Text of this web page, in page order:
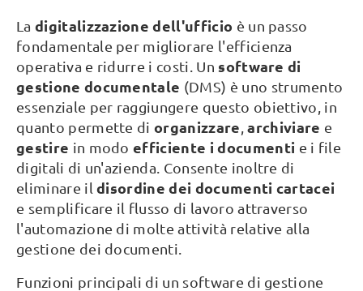
La digitalizzazione dell'ufficio è un passo
fondamentale per migliorare l'efficienza
operativa e ridurre i costi. Un software di
gestione documentale (DMS) è uno strumento
essenziale per raggiungere questo obiettivo, in
quanto permette diorganizzare ,archiviare e
gestire in modoefficiente i documenti e i file
digitali di un'azienda. Consente inoltre di
eliminare ildisordine dei documenti cartacei
e semplificare il flusso di lavoro attraverso
l'automazione di molte attività relative alla
gestione dei documenti.
Funzioni principali di un software di gestione